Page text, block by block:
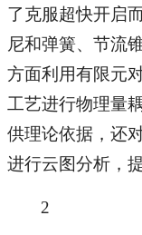
了克服超快开启
尼和弹簧、节流
方面利用有限元
工艺进行物理量
供理论依据，还
进行云图分析，
2